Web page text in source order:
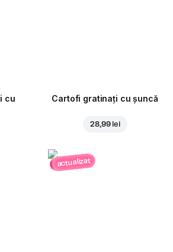
cu
Cartofi gratinați cu șuncă
28,99 lei
actualizat